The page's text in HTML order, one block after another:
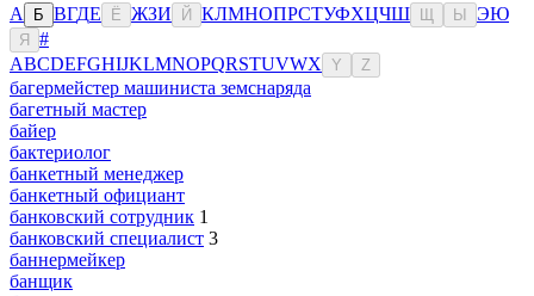
А Б ВГДЕ Ё ЖЗИ Й КЛМНОПРСТУФХЦЧШ Ы ЭЮ
Я
#
ABCDEFGHIJKLMNOPQRSTUVWX Y Z
багермейстер машиниста земснаряда
багетный мастер
байер
бактериолог
банкетный менеджер
банкетный официант
банковский сотрудник 1
банковский специалист 3
баннермейкер
банщик